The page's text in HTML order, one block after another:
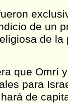
de un
de la
que Omrí
para
de